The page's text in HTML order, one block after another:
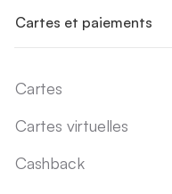
Cartes et paiements
Cartes
Cartes virtuelles
Cashback